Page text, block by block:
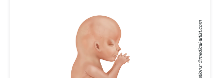
medical-artist.com